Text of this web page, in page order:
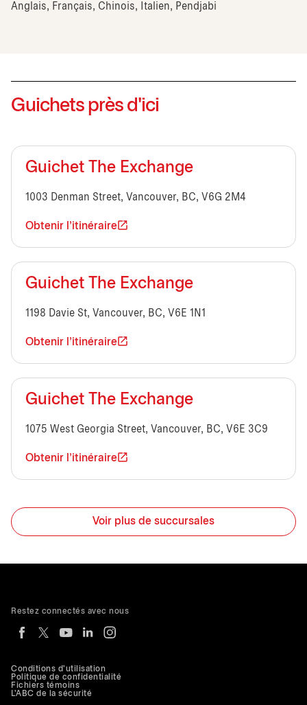
Anglais, Français, Chinois, Italien, Pendjabi
Guichets près d'ici
Guichet The Exchange
1003 Denman Street, Vancouver, BC, V6G 2M4
Obtenir l'itinéraire
Guichet The Exchange
1198 Davie St, Vancouver, BC, V6E 1N1
Obtenir l'itinéraire
Guichet The Exchange
1075 West Georgia Street, Vancouver, BC, V6E 3C9
Obtenir l'itinéraire
Voir plus de succursales
Conditions d'utilisation
Politique de confidentialité
Fichiers témoins
L'ABC de la sécurité
Restez connectés avec nous